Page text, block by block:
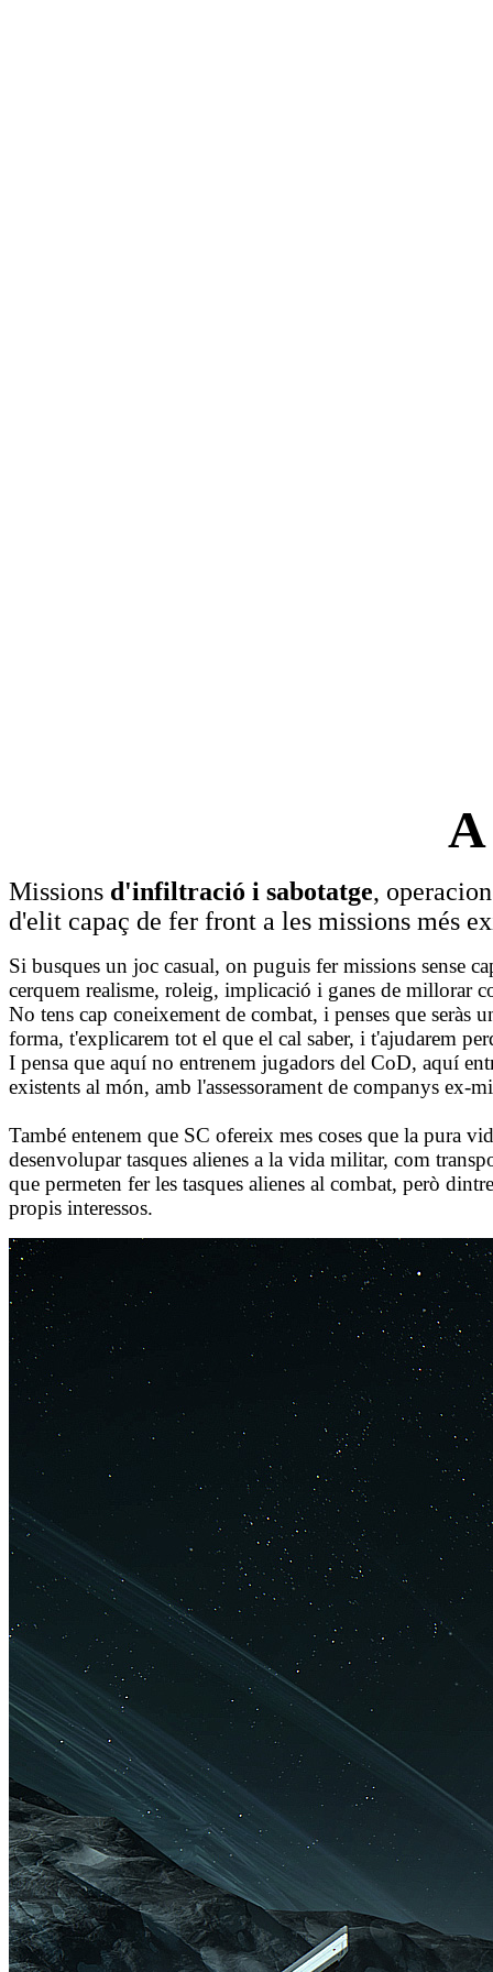
Missions d'infiltració i sabotatge,
d'elit capaç de fer front a les missions més
Si busques un joc casual, on puguis fer missions sense
cerquem realisme, roleig, implicació i ganes de millorar
No tens cap coneixement de combat, i penses que seràs
forma, t'explicarem tot el que el cal saber, i t'ajudarem
I pensa que aquí no entrenem jugadors del CoD, aquí
existents al món, amb l'assessorament de companys ex-
També entenem que SC ofereix mes coses que la pura
desenvolupar tasques alienes a la vida militar, com
que permeten fer les tasques alienes al combat, però
propis interessos.